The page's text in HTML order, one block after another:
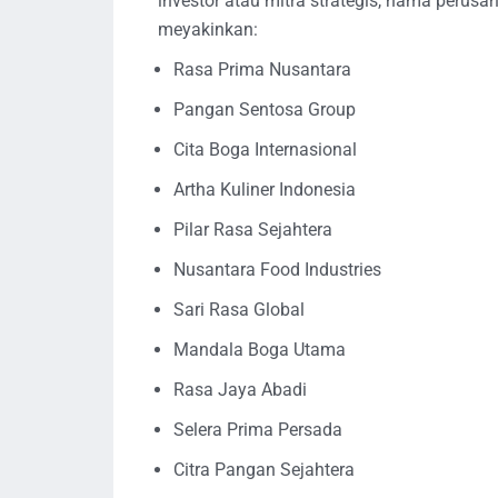
meyakinkan:
Rasa Prima Nusantara
Pangan Sentosa Group
Cita Boga Internasional
Artha Kuliner Indonesia
Pilar Rasa Sejahtera
Nusantara Food Industries
Sari Rasa Global
Mandala Boga Utama
Rasa Jaya Abadi
Selera Prima Persada
Citra Pangan Sejahtera